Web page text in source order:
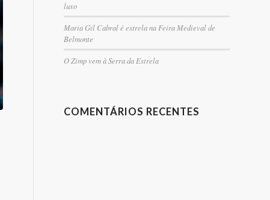
luxo
Maria Gil Cabral é estrela na Feira Medieval de
Belmonte
O Zimp vem à Serra da Estrela
COMENTÁRIOS RECENTES